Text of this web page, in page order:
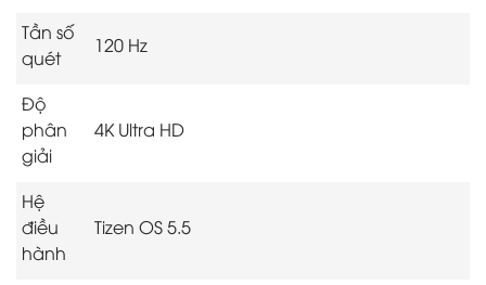
Tần số
quét
120 Hz
Độ
phân
giải
4K Ultra HD
Hệ
điều
hành
Tizen OS 5.5